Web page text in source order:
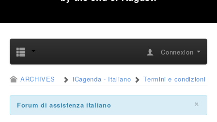
Connexion
ARCHIVES iCagenda - Italiano Termini e condizioni
×
Forum di assistenza italiano